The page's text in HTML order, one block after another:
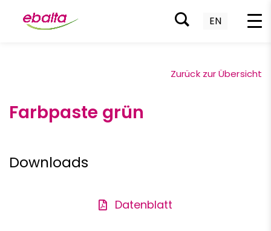
EN
Zurück zur Übersicht
Farbpaste grün
Downloads
Datenblatt